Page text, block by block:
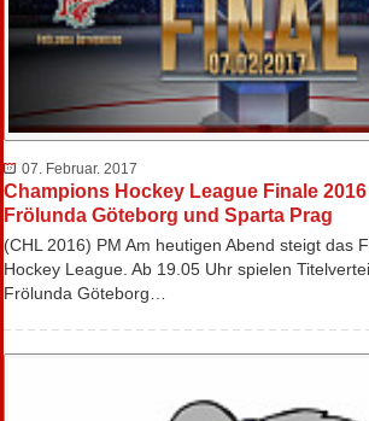
07. Februar. 2017
Champions Hockey League Finale
Frölunda Göteborg und Sparta Prag
(CHL 2016) PM Am heutigen Abend steigt das
Hockey League. Ab 19.05 Uhr spielen
Frölunda Göteborg…